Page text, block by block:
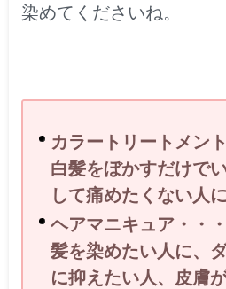
染めてくださいね。
カラートリートメン
白髪をぼかすだけで
して痛めたくない人に
ヘアマニキュア・・
髪を染めたい人に、
に抑えたい人、皮膚